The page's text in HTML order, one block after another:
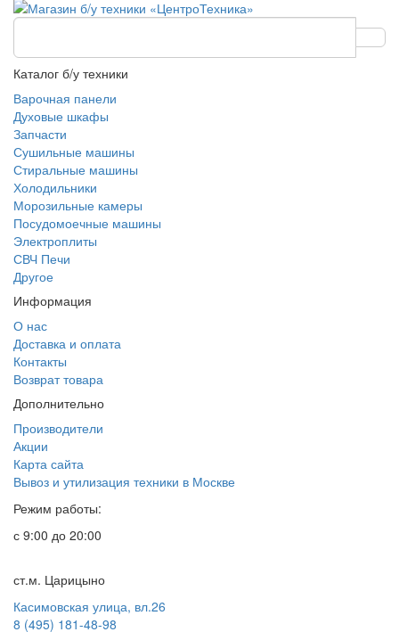
Каталог б/у техники
Варочная панели
Духовые шкафы
Запчасти
Сушильные машины
Стиральные машины
Холодильники
Морозильные камеры
Посудомоечные машины
Электроплиты
СВЧ Печи
Другое
Информация
О нас
Доставка и оплата
Контакты
Возврат товара
Дополнительно
Производители
Акции
Карта сайта
Вывоз и утилизация техники в Москве
Режим работы:
с 9:00 до 20:00
ст.м. Царицыно
Касимовская улица, вл.26
8 (495) 181-48-98